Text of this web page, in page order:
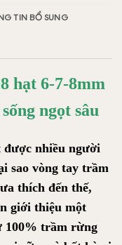
TIN BỔ SUNG
hạt 6-7-8mm
ngọt sâu
được nhiều người
sao vòng tay trầm
thích đến thế,
giới thiệu một
100% trầm rừng